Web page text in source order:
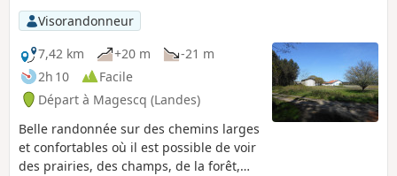
Visorandonneur
7,42 km
+20 m
-21 m
2h 10
Facile
Départ à Magescq (Landes)
Belle randonnée sur des chemins larges
et confortables où il est possible de voir
des prairies, des champs, de la forêt,